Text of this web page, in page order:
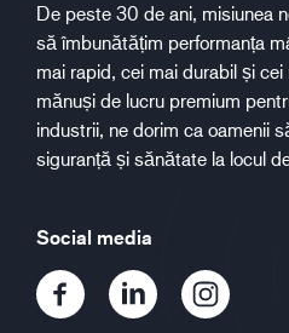
De peste 30 de ani, misiunea
să îmbunătățim performanța
mai rapid, cei mai durabil și
mănuși de lucru premium
industrii, ne dorim ca oamenii
siguranță și sănătate la locul
Social media